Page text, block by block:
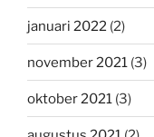
januari 2022 (2)
november 2021 (3)
oktober 2021 (3)